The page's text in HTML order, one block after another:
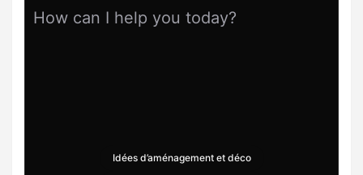
How can I help you today?
Idées d’aménagement et déco